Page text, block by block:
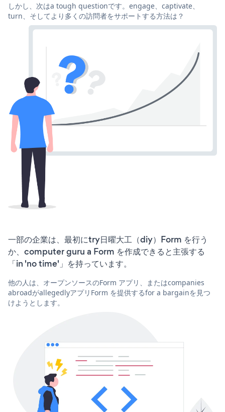
しかし、次はa tough questionです。engage、captivate、
turn、そしてより多くの訪問者をサポートする方法は？
一部の企業は、最初にtry日曜大工（diy）Form を行う
か、computer guru a Form を作成できると主張する
「in 'no time'」を持っています。
他の人は、オープンソースのForm アプリ、またはcompanies
abroadがallegedlyアプリForm を提供するfor a bargainを見つ
けようとします。